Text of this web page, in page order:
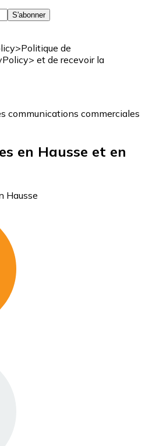
S'abonner
de
et de recevoir la
communications commerciales
en Hausse et en
Hausse